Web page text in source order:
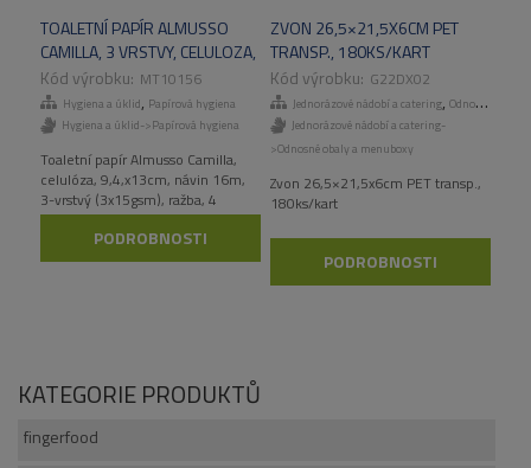
TOALETNÍ PAPÍR ALMUSSO
CAMILLA, 3 VRSTVY, CELULOZA,
4ROLE /BAL, 14 BAL/KART
MT10156
Hygiena a úklid, Papírová hygiena
Hygiena a úklid->Papírová hygiena
Toaletní papír Almusso Camilla,
celulóza, 9,4,x13cm, návin 16m,
3-vrstvý (3x15gsm), ražba, 4
role/bal, 14 bal/kart
PODROBNOSTI
ZVON 26,5×21,5X6CM PET
TRANSP., 180KS/KART
G22DX02
Jednorázové nádobí a catering, Odnosné obaly a menuboxy
Jednorázové nádobí a catering-
>Odnosné obaly a menuboxy
Zvon 26,5×21,5x6cm PET transp.,
180ks/kart
PODROBNOSTI
KATEGORIE PRODUKTŮ
fingerfood